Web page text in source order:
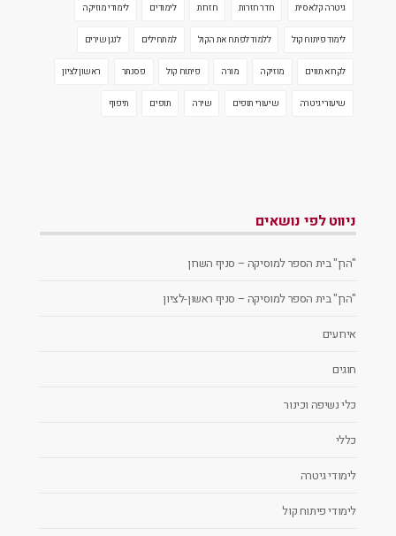
גיטרה קלאסית חדר חזרות חזרות לימודים לימודי מוזיקה
לימוד פיתוח קול ללמוד לפתח את הקול למתחילים לנגן שירים
לקרוא תווים מוזיקה מורה פיתוח קול פסנתר ראשון לציון
שיעורי גיטרה שיעורי תופים שירה תופים תיפוף
ניווט לפי נושאים
"הרן" בית הספר למוסיקה – סניף השרון
"הרן" בית הספר למוסיקה – סניף ראשון-לציון
אירועים
חוגים
כלי נשיפה וכינור
כללי
לימודי גיטרה
לימודי פיתוח קול